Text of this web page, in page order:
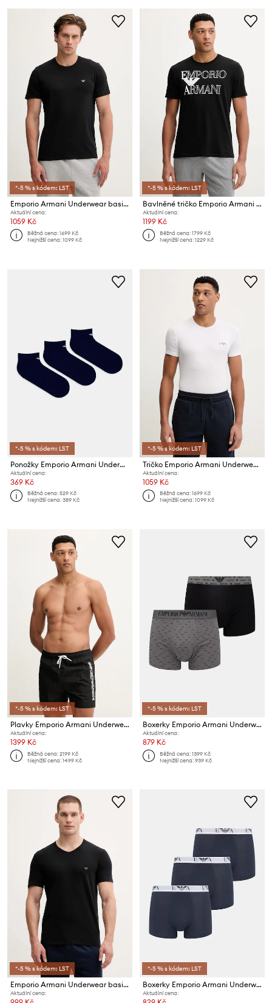
*-5 % s kódem: LST
Emporio Armani Underwear basic tričko pánské bavlněné s elastanem 2-pack
Aktuální cena:
1059 Kč
Běžná cena:1699 Kč
Nejnižší cena:1099 Kč
*-5 % s kódem: LST
Bavlněné tričko Emporio Armani Underwear
Aktuální cena:
1199 Kč
Běžná cena:1799 Kč
Nejnižší cena:1229 Kč
*-5 % s kódem: LST
Ponožky Emporio Armani Underwear 3-pack
Aktuální cena:
369 Kč
Běžná cena:529 Kč
Nejnižší cena:389 Kč
*-5 % s kódem: LST
Tričko Emporio Armani Underwear 2-pack
Aktuální cena:
1059 Kč
Běžná cena:1699 Kč
Nejnižší cena:1099 Kč
*-5 % s kódem: LST
Plavky Emporio Armani Underwear
Aktuální cena:
1399 Kč
Běžná cena:2199 Kč
Nejnižší cena:1499 Kč
*-5 % s kódem: LST
Boxerky Emporio Armani Underwear 2-pack
Aktuální cena:
879 Kč
Běžná cena:1399 Kč
Nejnižší cena:939 Kč
*-5 % s kódem: LST
Emporio Armani Underwear basic tričko pánské bavlněné s elastanem 2-pack
Aktuální cena:
*-5 % s kódem: LST
Boxerky Emporio Armani Underwear 3-pack
Aktuální cena: